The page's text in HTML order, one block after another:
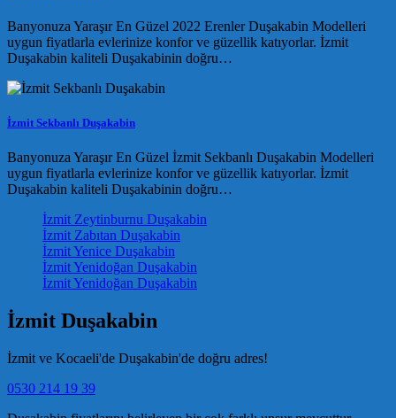
Banyonuza Yaraşır En Güzel 2022 Erenler Duşakabin Modelleri
uygun fiyatlarla evlerinize konfor ve güzellik katıyorlar. İzmit
Duşakabin kaliteli Duşakabinin doğru…
İzmit Sekbanlı Duşakabin
Banyonuza Yaraşır En Güzel İzmit Sekbanlı Duşakabin Modelleri
uygun fiyatlarla evlerinize konfor ve güzellik katıyorlar. İzmit
Duşakabin kaliteli Duşakabinin doğru…
İzmit Zeytinburnu Duşakabin
İzmit Zabıtan Duşakabin
İzmit Yenice Duşakabin
İzmit Yenidoğan Duşakabin
İzmit Yenidoğan Duşakabin
İzmit Duşakabin
İzmit ve Kocaeli'de Duşakabin'de doğru adres!
0530 214 19 39